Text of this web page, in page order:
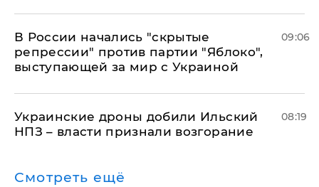
В России начались "скрытые
репрессии" против партии "Яблоко",
выступающей за мир с Украиной
09:06
Украинские дроны добили Ильский
НПЗ – власти признали возгорание
08:19
Смотреть ещё